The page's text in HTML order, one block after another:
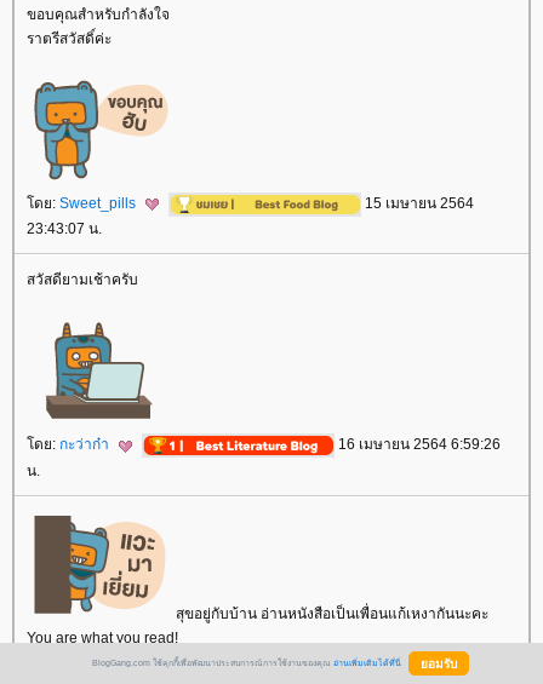
ขอบคุณสำหรับกำลังใจ
ราตรีสวัสดิ์ค่ะ
ดย: Sweet_pills
15 เมษายน 2564
23:43:07 น.
สวัสดียามเช้าครับ
ดย: กะว่าก๋า
16 เมษายน 2564 6:59:26
น.
สุขอยู่กับบ้าน อ่านหนังสือเป็นเพื่อนแก้เหงากันนะคะ
You are what you read!
อ้โห...เป็นหนอนหนังสือมาตั้งแต่เด็กต่อเนื่องจนปัจจุบัน
BlogGang.com ใช้คุกกี้เพื่อพัฒนาประสบการณ์การใช้งานของคุณ อ่านเพิ่มเติมได้ที่นี่